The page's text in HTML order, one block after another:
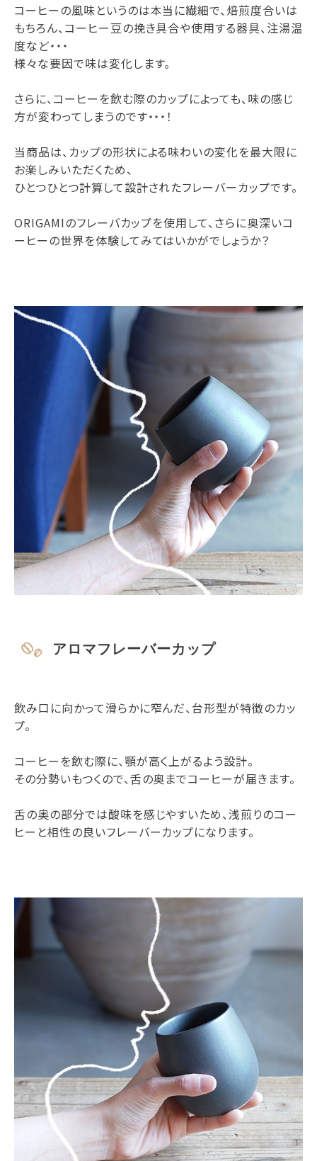
コーヒーの風味というのは本当に繊細で、焙煎度合いは
もちろん、コーヒー豆の挽き具合や使用する器具、注湯温
度など・・・
様々な要因で味は変化します。
さらに、コーヒーを飲む際のカップによっても、味の感じ
方が変わってしまうのです・・・！
当商品は、カップの形状による味わいの変化を最大限に
お楽しみいただくため、
ひとつひとつ計算して設計されたフレーバーカップです。
ORIGAMIのフレーバカップを使用して、さらに奥深いコ
ーヒーの世界を体験してみてはいかがでしょうか？
アロマフレーバーカップ
飲み口に向かって滑らかに窄んだ、台形型が特徴のカッ
プ。
コーヒーを飲む際に、顎が高く上がるよう設計。
その分勢いもつくので、舌の奥までコーヒーが届きます。
舌の奥の部分では酸味を感じやすいため、浅煎りのコー
ヒーと相性の良いフレーバーカップになります。